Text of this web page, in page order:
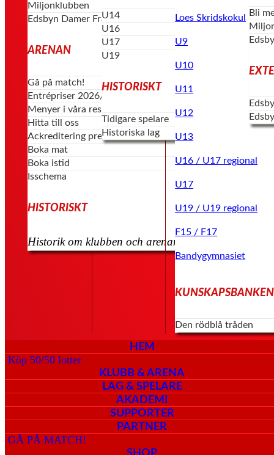
Miljonklubben
Edsbyn Damer Framåt
ARENAN
Gå på match!
Entrépriser 2026/27
Menyer i våra restauranger
Hitta till oss
Ackreditering press
Boka mat
Boka istid
Isschema
HISTORISKT
Historik om klubben och arenan kommer senare
U14
U16
U17
U19
HISTORISKT
Tidigare spelare
Historiska lag
Loes Skridskokul
U9
U10
U11
U12
U13
U16 / U17 regional
U17
U19 / U19 regional
F15 / F17
Bandygymnasiet
KUNSKAPSBANKEN
Den rödblå tråden
Bli
HEM
Köp 50/50 lotter
KLUBB & ARENA
LAG & SPELARE
AKADEMI
SUPPORTER
PARTNER
GÅ PÅ MATCH!